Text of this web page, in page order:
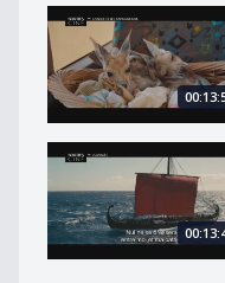
Les sorties ciné des
Les sorties ciné des